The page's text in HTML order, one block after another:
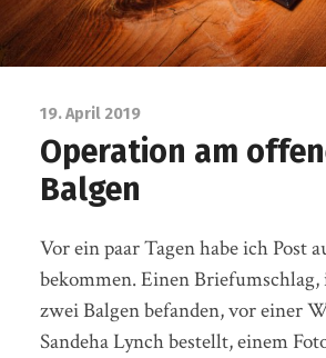
19. April 2019
Operation am
Balgen
Vor ein paar Tagen habe ich Post
bekommen. Einen Briefumschlag,
zwei Balgen befanden, vor einer
Sandeha Lynch bestellt, einem